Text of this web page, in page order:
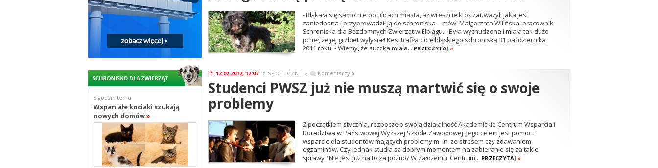
5 godzin temu
Wspaniałe kociaki szukają
nowych domów»
- Błąkała się samotnie po ulicach miasta, aż wreszcie ktoś zauważył, jaka jest
zaniedbana i przyprowadził ją do schroniska – mówi Małgorzata Wilińska, pracownik
Schroniska dla Bezdomnych Zwierząt w Elblągu. - Była wychudzona i miała tak dużo
pcheł, że jej grzbiet wyłysiał! Kesi trafiła do elbląskiego schroniska 31 października
2011 roku. - Wiemy, że suczka miała... PRZECZYTAJ »
12.02.2012, 12:07 z SPOŁECZNE » Komentarzy 5
Studenci PWSZ już nie muszą martwić się o swoje
problemy
Z początkiem stycznia, rozpoczęło swoją działalność Akademickie Centrum Wsparcia i
Doradztwa w Państwowej Wyższej Szkole Zawodowej. Jego celem jest pomoc i
wsparcie dla studentów mających problemy m. in. ze stresem czy zdawaniem
egzaminów. Czy jednak studia są dobrym momentem na zabieranie się za takie
sprawy? Nie jest już na to za późno? W założeniu Centrum... PRZECZYTAJ »